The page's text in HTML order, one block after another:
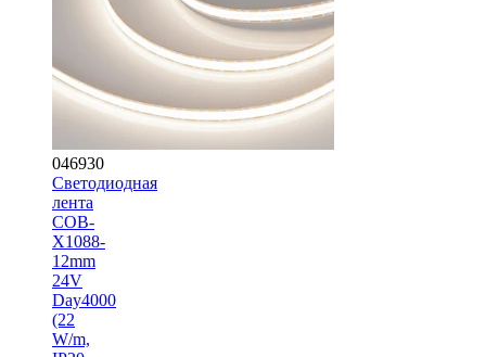
046930
Светодиодная
лента
COB-
X1088-
12mm
24V
Day4000
(22
W/m,